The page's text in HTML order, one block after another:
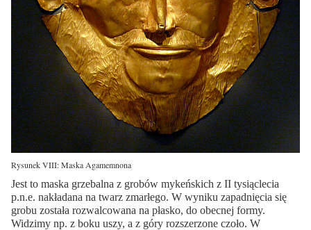
Rysunek VIII: Maska Agamemnona
Jest to maska grzebalna z grobów mykeńskich z II tysiąclecia
p.n.e. nakładana na twarz zmarłego. W wyniku zapadnięcia się
grobu została rozwalcowana na płasko, do obecnej formy.
Widzimy np. z boku uszy, a z góry rozszerzone czoło. W